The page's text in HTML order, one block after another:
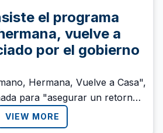
el programa
vuelve a
por el gobierno
Hermana, Vuelve a Casa",
para "asegurar un retorno
migrantes hondureños" que
consecuencia de las
VIEW MORE